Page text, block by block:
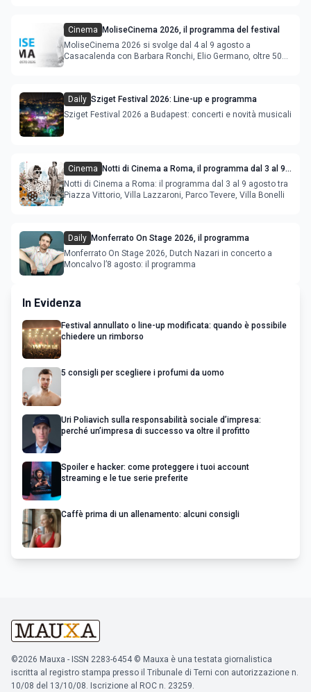
Cinema
MoliseCinema 2026, il programma del festival
MoliseCinema 2026 si svolge dal 4 al 9 agosto a
Casacalenda con Barbara Ronchi, Elio Germano, oltre 50
Daily Sziget Festival 2026: Line-up e programma
Sziget Festival 2026 a Budapest: concerti e novità musicali
Cinema
Notti di Cinema a Roma, il programma dal 3 al 9
agosto
Notti di Cinema a Roma: il programma dal 3 al 9 agosto tra
Piazza Vittorio, Villa Lazzaroni, Parco Tevere, Villa Bonelli
Daily Monferrato On Stage 2026, il programma
Monferrato On Stage 2026, Dutch Nazari in concerto a
Moncalvo l’8 agosto: il programma
In Evidenza
Festival annullato o line-up modificata: quando è possibile
chiedere un rimborso
5 consigli per scegliere i profumi da uomo
Uri Poliavich sulla responsabilità sociale d’impresa:
perché un’impresa di successo va oltre il profitto
Spoiler e hacker: come proteggere i tuoi account
streaming e le tue serie preferite
Caffè prima di un allenamento: alcuni consigli
©2026 Mauxa - ISSN 2283-6454 © Mauxa è una testata giornalistica
iscritta al registro stampa presso il Tribunale di Terni con autorizzazione n.
10/08 del 13/10/08. Iscrizione al ROC n. 23259.